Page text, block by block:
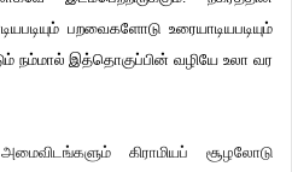
பறவைகளோடு உரையாடியபடியும்
நம்மால் இத்தொகுப்பின் வழியே உலா வர
கிராமியப் சூழலோடு